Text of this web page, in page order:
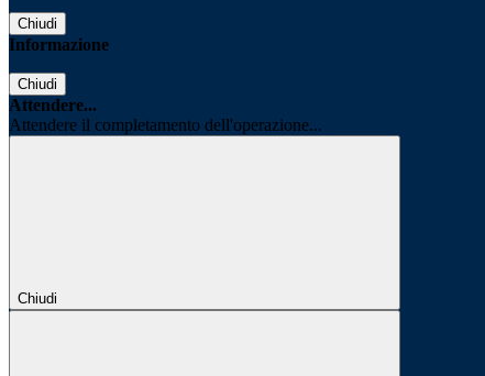
Chiudi
Informazione
Chiudi
Attendere...
Attendere il completamento dell'operazione...
Chiudi